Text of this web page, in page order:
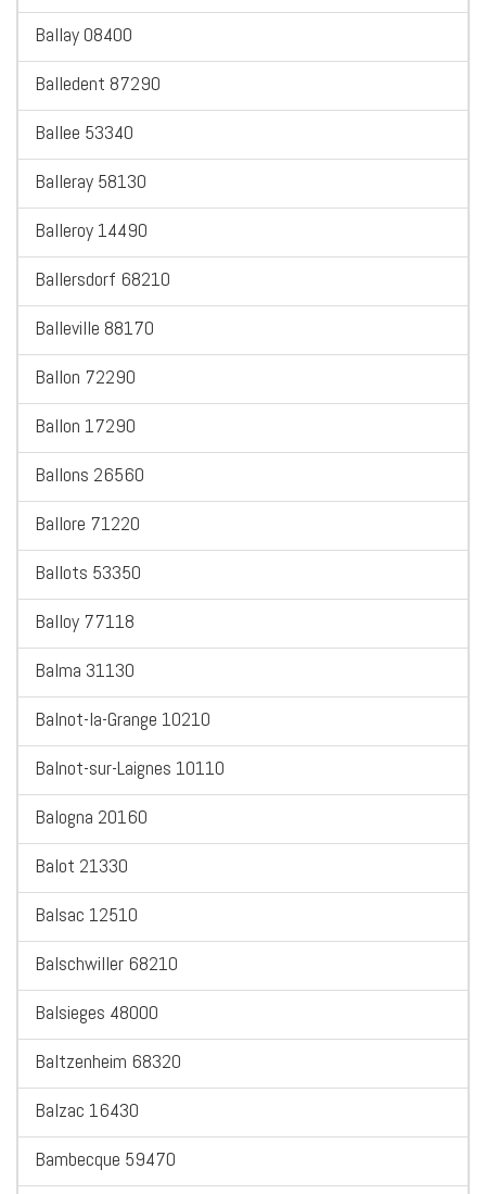
Ballay 08400
Balledent 87290
Ballee 53340
Balleray 58130
Balleroy 14490
Ballersdorf 68210
Balleville 88170
Ballon 72290
Ballon 17290
Ballons 26560
Ballore 71220
Ballots 53350
Balloy 77118
Balma 31130
Balnot-la-Grange 10210
Balnot-sur-Laignes 10110
Balogna 20160
Balot 21330
Balsac 12510
Balschwiller 68210
Balsieges 48000
Baltzenheim 68320
Balzac 16430
Bambecque 59470